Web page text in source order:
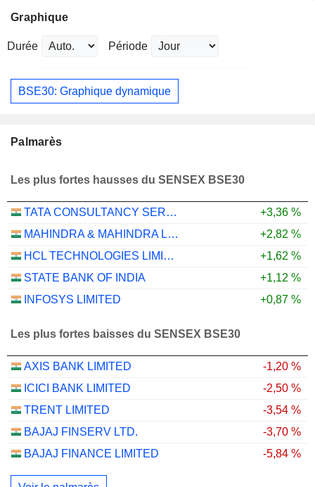
Graphique
Durée Période
BSE30: Graphique dynamique
Palmarès
Les plus fortes hausses du SENSEX BSE30
TATA CONSULTANCY SERVICES LTD.
+3,36 %
MAHINDRA & MAHINDRA LIMITED
+2,82 %
HCL TECHNOLOGIES LIMITED
+1,62 %
STATE BANK OF INDIA
+1,12 %
INFOSYS LIMITED
+0,87 %
Les plus fortes baisses du SENSEX BSE30
AXIS BANK LIMITED
-1,20 %
ICICI BANK LIMITED
-2,50 %
TRENT LIMITED
-3,54 %
BAJAJ FINSERV LTD.
-3,70 %
BAJAJ FINANCE LIMITED
-5,84 %